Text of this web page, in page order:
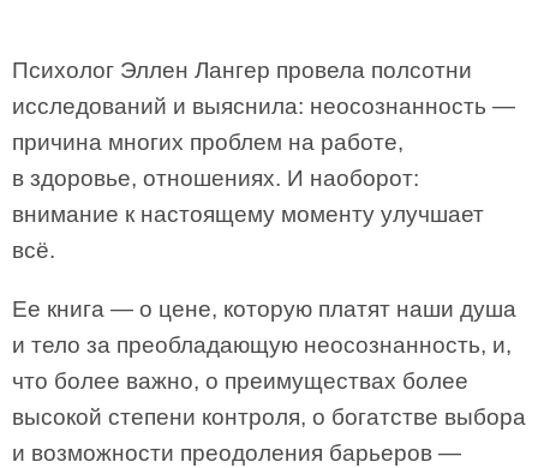
Психолог Эллен Лангер провела полсотни
исследований и выяснила: неосознанность —
причина многих проблем на работе,
в здоровье, отношениях. И наоборот:
внимание к настоящему моменту улучшает
всё.
Ее книга — о цене, которую платят наши душа
и тело за преобладающую неосознанность, и,
что более важно, о преимуществах более
высокой степени контроля, о богатстве выбора
и возможности преодоления барьеров —